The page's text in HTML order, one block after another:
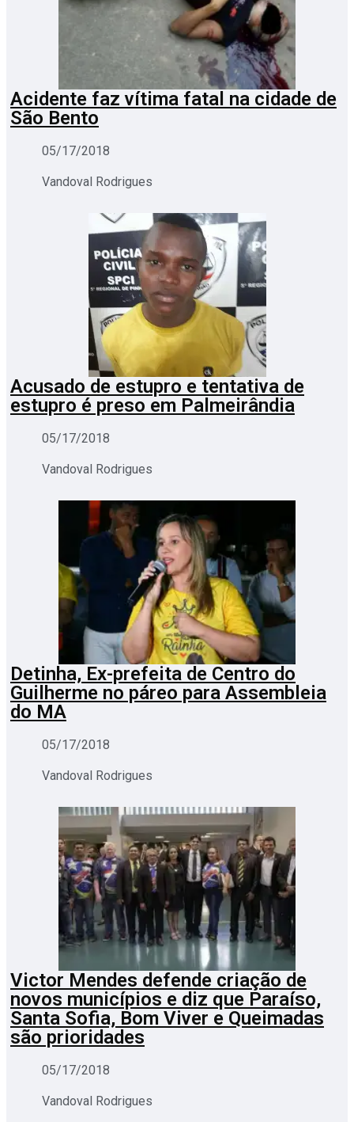
Acidente faz vítima fatal na cidade de
São Bento
05/17/2018
Vandoval Rodrigues
Acusado de estupro e tentativa de
estupro é preso em Palmeirândia
05/17/2018
Vandoval Rodrigues
Detinha, Ex-prefeita de Centro do
Guilherme no páreo para Assembleia
do MA
05/17/2018
Vandoval Rodrigues
Victor Mendes defende criação de
novos municípios e diz que Paraíso,
Santa Sofia, Bom Viver e Queimadas
são prioridades
05/17/2018
Vandoval Rodrigues